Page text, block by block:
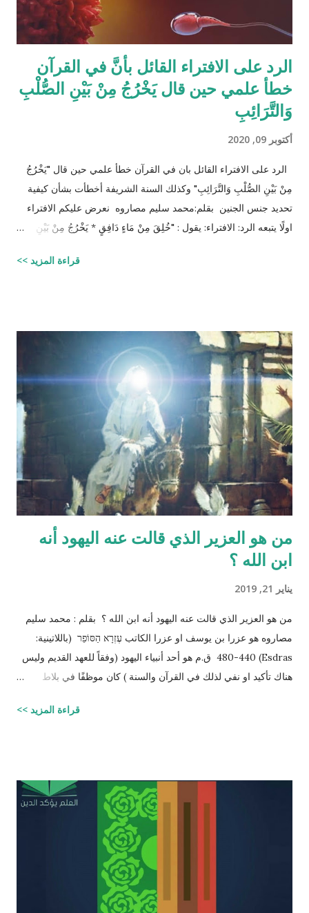
الرد على الافتراء القائل بأنَّ في القرآن
خطأ علمي حين قال يَخْرُجُ مِنْ بَيْنِ الصُّلْبِ
وَالتَّرَائِبِ
أكتوبر 09, 2020
الرد على الافتراء القائل بان في القرآن خطأ علمي حين قال "يَخْرُجُ
مِنْ بَيْنِ الصُّلْبِ وَالتَّرَائِبِ" وكذلك السنة الشريفة أخطأت بشأن كيفية
تحديد جنس الجنين بقلم:محمد سليم مصاروه نعرض عليكم الافتراء
اولًا يتبعه الرد: الافتراء: يقول : "خُلِقَ مِنْ مَاءٍ دَافِقٍ * يَخْرُجُ مِنْ بَيْنِ
المنطقة الصدرية عندها ( الترائب ) , و لا يتكون مني الرجل من منطقته
الصدريّة أيضاً ( الصلب ) هو يتكون في الخصيتين خارج البطن بعيداً عن
منطقة الصدر !! وهذا ايضاً حديث صحيح يوضح مقصد الآية اكثر :" ماء
الرجل أبيض وماء المرأة أصفر، فإذا اجتمعا فعلا مني الرجل مني
المرأة أذكرا بإذن الله، وإذا علا مني المرأة مني الرجل أنثا بإذن الله "
صحيح مسلم ‪http://fatwa.islamweb.net/fatwa/index.php?
page=sh...
قراءة المزيد >>
من هو العزير الذي قالت عنه اليهود أنه
ابن الله ؟
يناير 21, 2019
من هو العزير الذي قالت عنه اليهود أنه ابن الله ؟ بقلم : محمد سليم
مصاروه هو عزرا بن يوسف او عزرا الكاتب עֶזְרָא הַסּוֹפֵר (باللاتينية:
Esdras) 480-440 ق.م هو أحد أنبياء اليهود (وفقاً للعهد القديم وليس
هناك تأكيد او نفي لذلك في القرآن والسنة ) كان موظفًا في بلاط
اليهودية وكان ملماً بالتوراة ومدرساً لتعاليمها وكذلك كان كاتباً ماهراً
تعاليمها وطهر المجتمع اليهودي من الزواج المختلط، ولهذه الأسباب
يحتل عزرا الكاتب مكانه عاليه جداً في الإرث الديني اليهود وقصته
مذكوره في ( سفر عزرا ) في العهد القديم ونجد في ملاحق الشروحات
اليهوديه للمشناه والمعروفه باسم ( توسفتا ) תוספתא نجد رأياً يُزعم ان
عزرا الكاتب كان مستحقاً لان تتنزل عليه التوراه لولا ان موسى عليه
السلام سبقه ! כי ראויה הייתה התורה להינתן על י...
قراءة المزيد >>